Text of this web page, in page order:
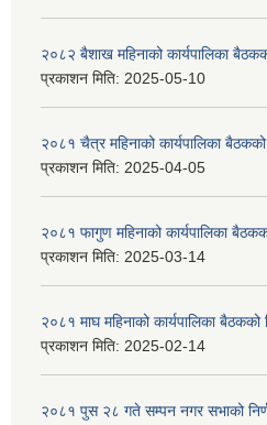
२०८२ बैशाख महिनाको कार्यपालिका
प्रकाशन मिति: 2025-05-10
२०८१ चैत्र महिनाको कार्यपालिका बैठकको
प्रकाशन मिति: 2025-04-05
२०८१ फागुण महिनाको कार्यपालिका
प्रकाशन मिति: 2025-03-14
२०८१ माघ महिनाको कार्यपालिका बैठकको
प्रकाशन मिति: 2025-02-14
२०८१ पुस २८ गते सम्प‍न नगर सभाको